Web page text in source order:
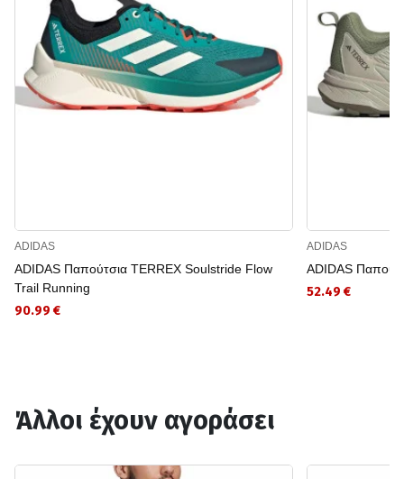
ADIDAS
ADIDAS Παπούτσια TERREX Soulstride Flow
Trail Running
90.99 €
ADIDAS
ADIDAS
52.49 €
Άλλοι έχουν αγοράσει